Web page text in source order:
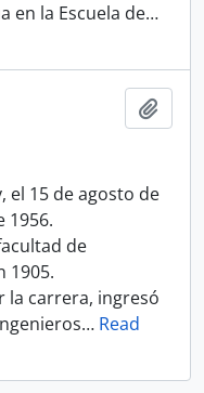
en la Escuela de…
el 15 de agosto de
1956.
de
1905.
la carrera, ingresó
… Read